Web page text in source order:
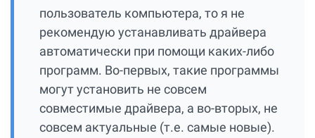
пользователь компьютера, то я не
рекомендую устанавливать драйвера
автоматически при помощи каких-либо
программ. Во-первых, такие программы
могут установить не совсем
совместимые драйвера, а во-вторых, не
совсем актуальные (т.е. самые новые).